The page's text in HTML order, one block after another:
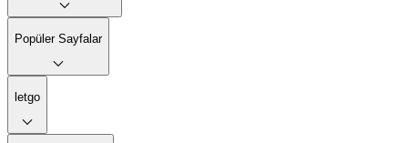
Popüler Sayfalar
letgo